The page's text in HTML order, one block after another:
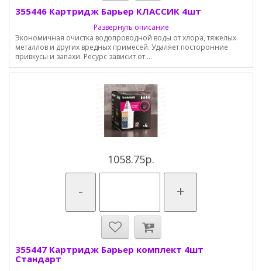
355446 Картридж Барьер КЛАССИК 4шт
Развернуть описание
Экономичная очистка водопроводной воды от хлора, тяжелых
металлов и других вредных примесей. Удаляет посторонние
привкусы и запахи. Ресурс зависит от ...
1058.75р.
- +
355447 Картридж Барьер комплект 4шт
Стандарт